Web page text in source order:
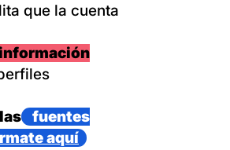
que la cuenta
fuentes
aquí